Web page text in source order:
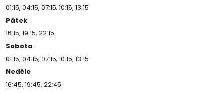
01:15, 04:15, 07:15, 10:15, 13:15
Pátek
16:15, 19:15, 22:15
Sobota
01:15, 04:15, 07:15, 10:15, 13:15
Neděle
16:45, 19:45, 22:45